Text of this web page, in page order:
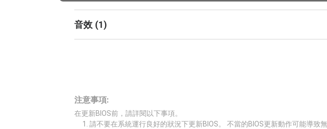
音效 (1)
注意事項:
在更新BIOS前，請詳閱以下事項。
請不要在系統運行良好的狀況下更新BIOS。 不當的BIOS更新動作可能導致